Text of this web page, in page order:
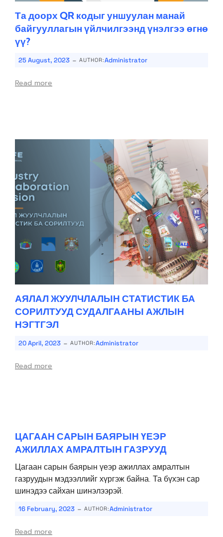
Та доорх QR кодыг уншуулан манай
байгууллагын үйлчилгээнд үнэлгээ өгнө
үү?
25 August, 2023 - AUTHOR:Administrator
Read more
АЯЛАЛ ЖУУЛЧЛАЛЫН СТАТИСТИК БА
СОРИЛТУУД СУДАЛГААНЫ АЖЛЫН
НЭГТГЭЛ
20 April, 2023 - AUTHOR:Administrator
Read more
ЦАГААН САРЫН БАЯРЫН ҮЕЭР
АЖИЛЛАХ АМРАЛТЫН ГАЗРУУД
Цагаан сарын баярын үеэр ажиллах амралтын
газруудын мэдээллийг хүргэж байна. Та бүхэн сар
шинэдээ сайхан шинэлээрэй.
16 February, 2023 - AUTHOR:Administrator
Read more